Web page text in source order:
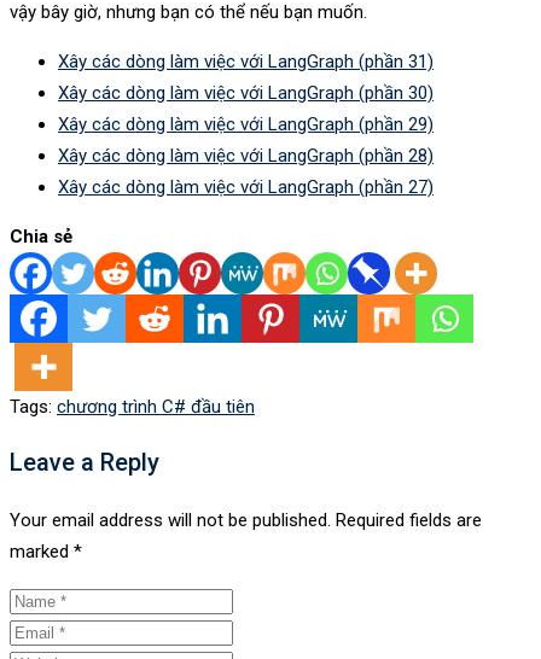
vậy bây giờ, nhưng bạn có thể nếu bạn muốn.
Xây các dòng làm việc với LangGraph (phần 31)
Xây các dòng làm việc với LangGraph (phần 30)
Xây các dòng làm việc với LangGraph (phần 29)
Xây các dòng làm việc với LangGraph (phần 28)
Xây các dòng làm việc với LangGraph (phần 27)
Chia sẻ
Tags: chương trình C# đầu tiên
Leave a Reply
Your email address will not be published. Required fields are
marked *